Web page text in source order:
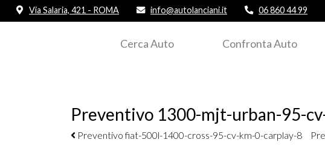
Via Salaria, 421 - ROMA info@autolanciani.it 06 860 44 99
Cerca Auto Confronta Auto
Preventivo 1300-mjt-urban-95-
Navigazione elementi
Preventivo fiat-500l-1400-cross-95-cv-km-0-carplay-8